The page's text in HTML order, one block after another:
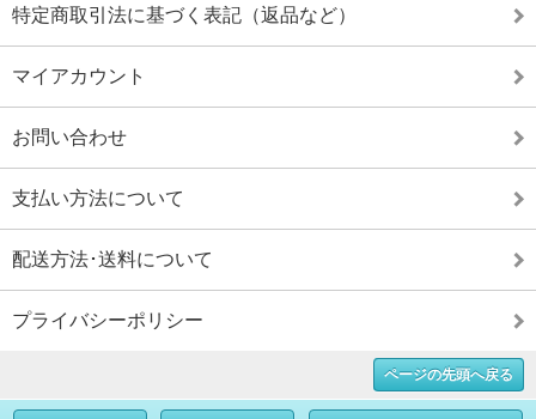
特定商取引法に基づく表記（返品など）
マイアカウント
お問い合わせ
支払い方法について
配送方法･送料について
プライバシーポリシー
ページの先頭へ戻る